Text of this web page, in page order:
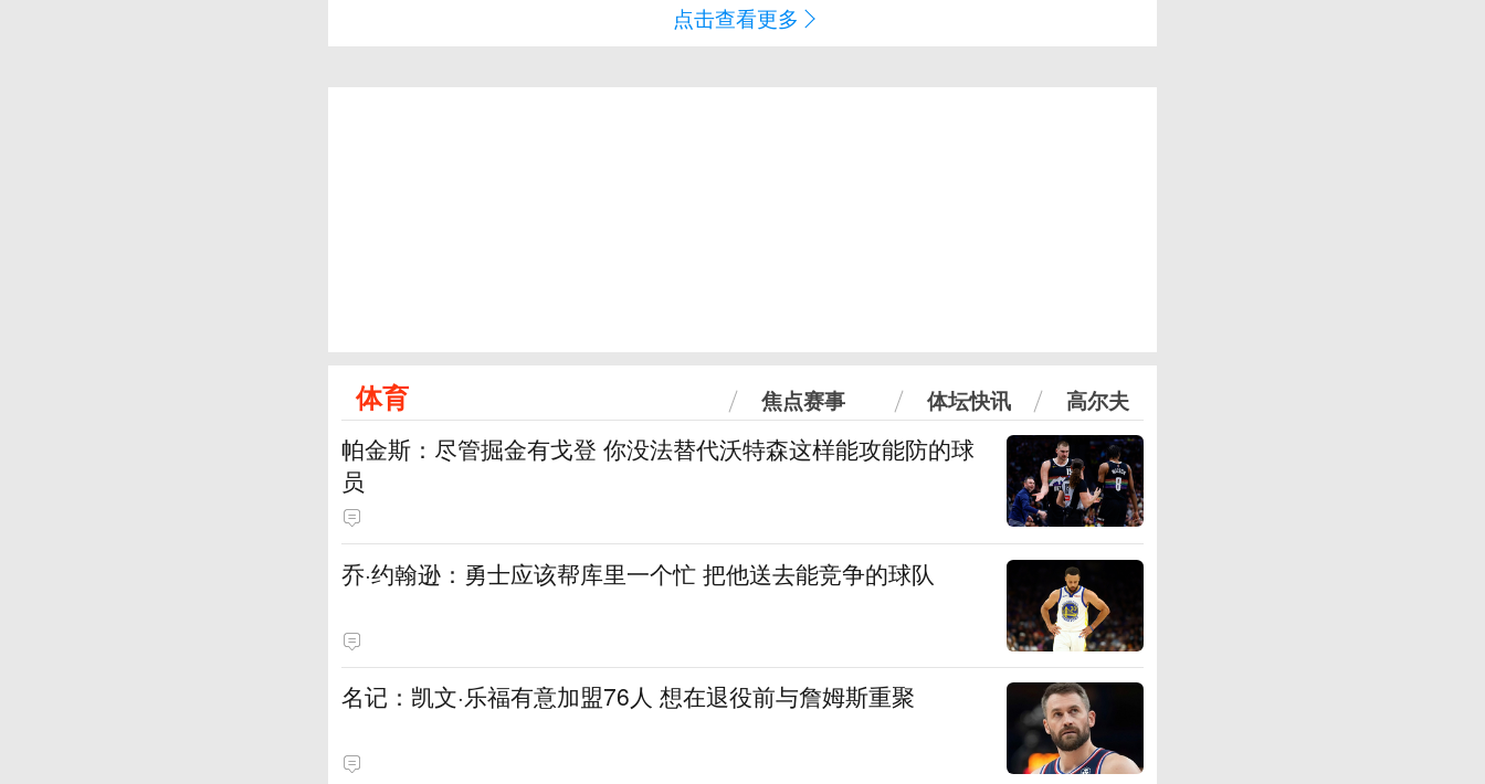
点击查看更多
体育 焦点赛事 体坛快讯 高尔夫
帕金斯：尽管掘金有戈登 你没法替代沃特森这样能攻能防的球
员
乔·约翰逊：勇士应该帮库里一个忙 把他送去能竞争的球队
名记：凯文·乐福有意加盟76人 想在退役前与詹姆斯重聚